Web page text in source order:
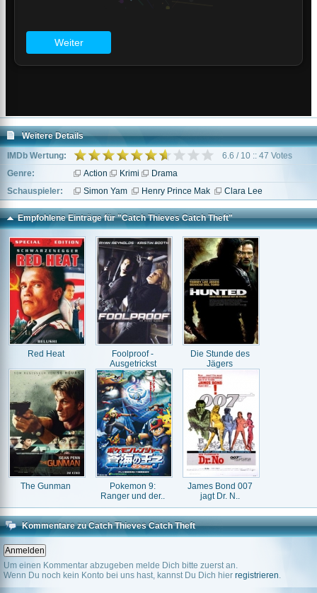
Weitere Details
IMDb Wertung:
6.6 / 10 :: 47 Votes
Genre:
Action Krimi
Drama
Schauspieler:
Simon Yam Henry Prince Mak Clara Lee
Empfohlene Einträge für "Catch Thieves Catch Theft"
Red Heat
Foolproof -
Ausgetrickst
Die Stunde des
Jägers
The Gunman
Pokemon 9:
Ranger und der..
James Bond 007
jagt Dr. N..
Kommentare zu Catch Thieves Catch Theft
Um einen Kommentar abzugeben melde Dich bitte zuerst an.
Wenn Du noch kein Konto bei uns hast, kannst Du Dich hier registrieren.